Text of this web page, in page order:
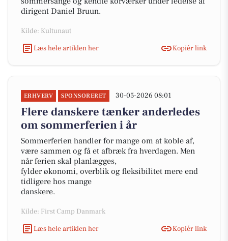
dirigent Daniel Bruun.
Kilde: Kultunaut
Læs hele artiklen her
Kopiér link
ERHVERV SPONSORERET 30-05-2026 08:01
Flere danskere tænker anderledes
om sommerferien i år
Sommerferien handler for mange om at koble af,
være sammen og få et afbræk fra hverdagen. Men
når ferien skal planlægges,
fylder økonomi, overblik og fleksibilitet mere end
tidligere hos mange
danskere.
Kilde: First Camp Danmark
Læs hele artiklen her
Kopiér link